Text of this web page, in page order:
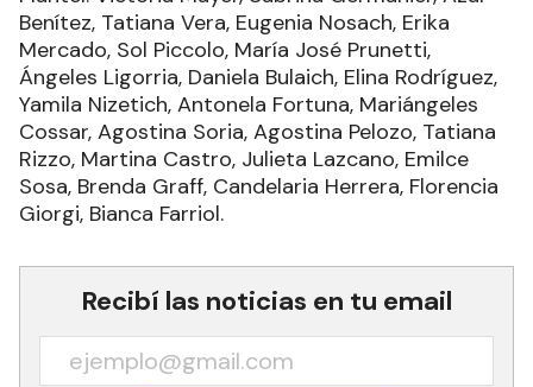
Benítez, Tatiana Vera, Eugenia Nosach, Erika
Mercado, Sol Piccolo, María José Prunetti,
Ángeles Ligorria, Daniela Bulaich, Elina Rodríguez,
Yamila Nizetich, Antonela Fortuna, Mariángeles
Cossar, Agostina Soria, Agostina Pelozo, Tatiana
Rizzo, Martina Castro, Julieta Lazcano, Emilce
Sosa, Brenda Graff, Candelaria Herrera, Florencia
Giorgi, Bianca Farriol.
Recibí las noticias en tu email